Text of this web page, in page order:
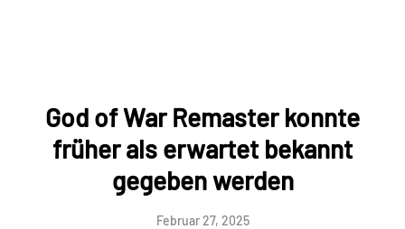
God of War Remaster konnte
früher als erwartet bekannt
gegeben werden
Februar 27, 2025